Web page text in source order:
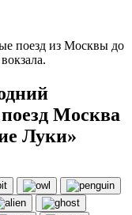
поезд из Москвы до
Москва
Луки»